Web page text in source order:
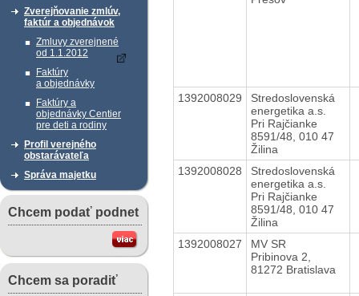
Zverejňovanie zmlúv,
faktúr a objednávok
Zmluvy zverejnené
od 1.1.2012
Faktúry
a objednávky
Faktúry a
objednávky Centier
pre deti a rodiny
Profil verejného
obstarávateľa
Správa majetku
Chcem podať podnet
Chcem sa poradiť
1392008029
Stredoslovenská
energetika a.s.
Pri Rajčianke
8591/48, 010 47
Žilina
1392008028
Stredoslovenská
energetika a.s.
Pri Rajčianke
8591/48, 010 47
Žilina
1392008027
MV SR
Pribinova 2,
81272 Bratislava